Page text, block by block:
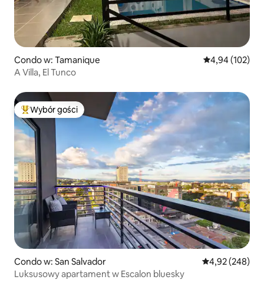
Condo w: Tamanique Średnia
4,94 (102)
A Villa, El Tunco
Najpopularniejsze z kategorii Wybór gości
Wybór gości
Condo w: San Salvador Średnia
4,92 (248)
Luksusowy apartament w Escalon bluesky